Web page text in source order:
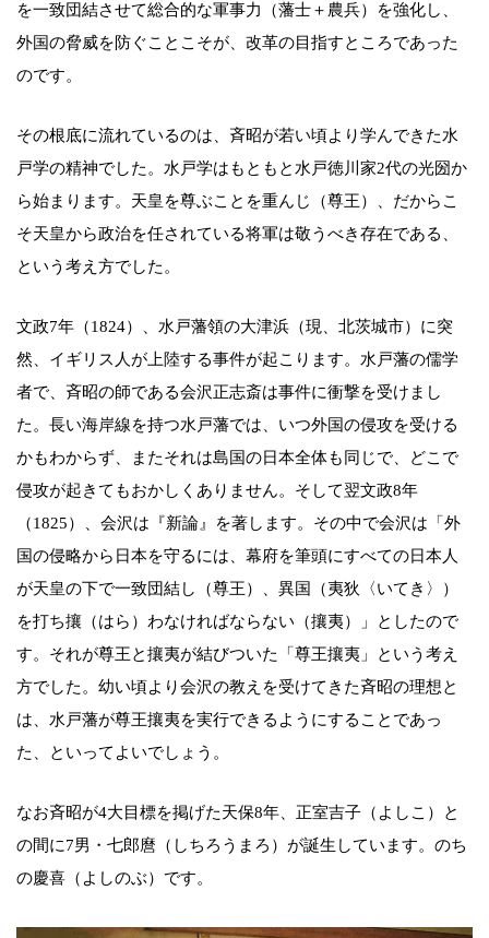
を一致団結させて総合的な軍事力（藩士＋農兵）を強化し、
外国の脅威を防ぐことこそが、改革の目指すところであった
のです。
その根底に流れているのは、斉昭が若い頃より学んできた水
戸学の精神でした。水戸学はもともと水戸徳川家2代の光圀か
ら始まります。天皇を尊ぶことを重んじ（尊王）、だからこ
そ天皇から政治を任されている将軍は敬うべき存在である、
という考え方でした。
文政7年（1824）、水戸藩領の大津浜（現、北茨城市）に突
然、イギリス人が上陸する事件が起こります。水戸藩の儒学
者で、斉昭の師である会沢正志斎は事件に衝撃を受けまし
た。長い海岸線を持つ水戸藩では、いつ外国の侵攻を受ける
かもわからず、またそれは島国の日本全体も同じで、どこで
侵攻が起きてもおかしくありません。そして翌文政8年
（1825）、会沢は『新論』を著します。その中で会沢は「外
国の侵略から日本を守るには、幕府を筆頭にすべての日本人
が天皇の下で一致団結し（尊王）、異国（夷狄〈いてき〉）
を打ち攘（はら）わなければならない（攘夷）」としたので
す。それが尊王と攘夷が結びついた「尊王攘夷」という考え
方でした。幼い頃より会沢の教えを受けてきた斉昭の理想と
は、水戸藩が尊王攘夷を実行できるようにすることであっ
た、といってよいでしょう。
なお斉昭が4大目標を掲げた天保8年、正室吉子（よしこ）と
の間に7男・七郎麿（しちろうまろ）が誕生しています。のち
の慶喜（よしのぶ）です。